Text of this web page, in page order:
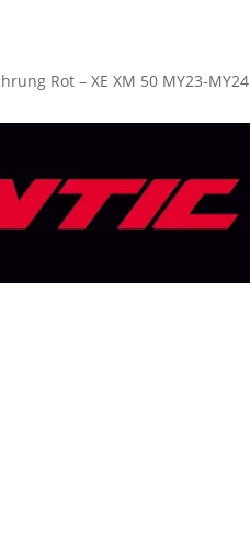
Rot – XE XM 50 MY23-MY24